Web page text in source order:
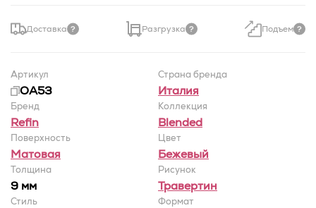
Доставка Разгрузка Подъем
Артикул
OA53
Страна бренда
Италия
Бренд
Refin
Коллекция
Blended
Поверхность
Матовая
Цвет
Бежевый
Толщина
9 мм
Рисунок
Травертин
Стиль Формат